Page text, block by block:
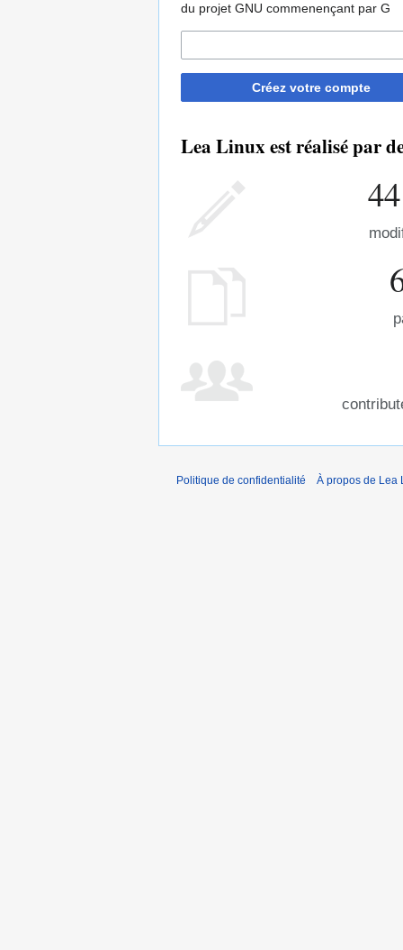
du projet GNU commenençant par G
Créez votre compte
Lea Linux est réalisé par
Politique de confidentialité À propos de Lea